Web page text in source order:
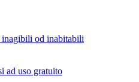
od inabitabili
ad uso gratuito